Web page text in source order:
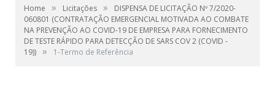
Home » Licitações »
DISPENSA DE LICITAÇÃO Nº 7/2020-
060801 (CONTRATAÇÃO EMERGENCIAL MOTIVADA AO COMBATE
NA PREVENÇÃO AO COVID-19 DE EMPRESA PARA FORNECIMENTO
DE TESTE RÁPIDO PARA DETECÇÃO DE SARS COV 2 (COVID -
19)) » 1-Termo de Referência